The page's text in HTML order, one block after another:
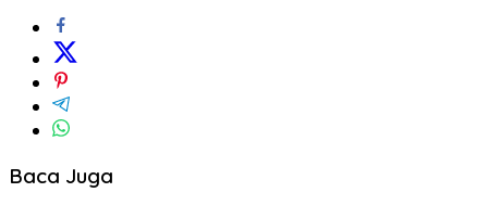
Baca Juga